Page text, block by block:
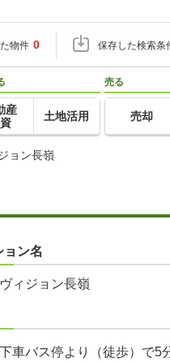
物件 0 保存した検索条
産
土地活用
売る
売却
ョン長嶺
ョン名
ィジョン長嶺
車バス停より（徒歩）で5